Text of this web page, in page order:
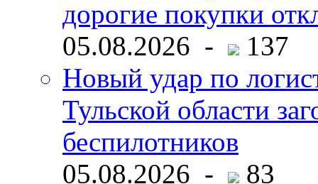
дорогие покупки
05.08.2026 -
137
Новый удар по
Тульской области
беспилотников
05.08.2026 -
83